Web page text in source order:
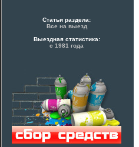
Статьи раздела:
Все на выезд
Выездная статистика:
с 1981 года